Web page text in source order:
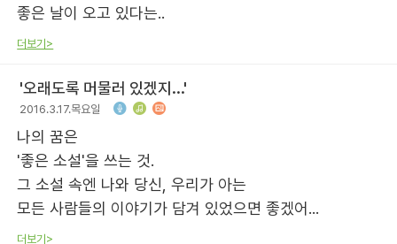
좋은 날이 오고 있다는..
더보기>
'오래도록 머물러 있겠지...'
2016.3.17.목요일
나의 꿈은
'좋은 소설'을 쓰는 것.
그 소설 속엔 나와 당신, 우리가 아는
모든 사람들의 이야기가 담겨 있었으면 좋겠어...
더보기>